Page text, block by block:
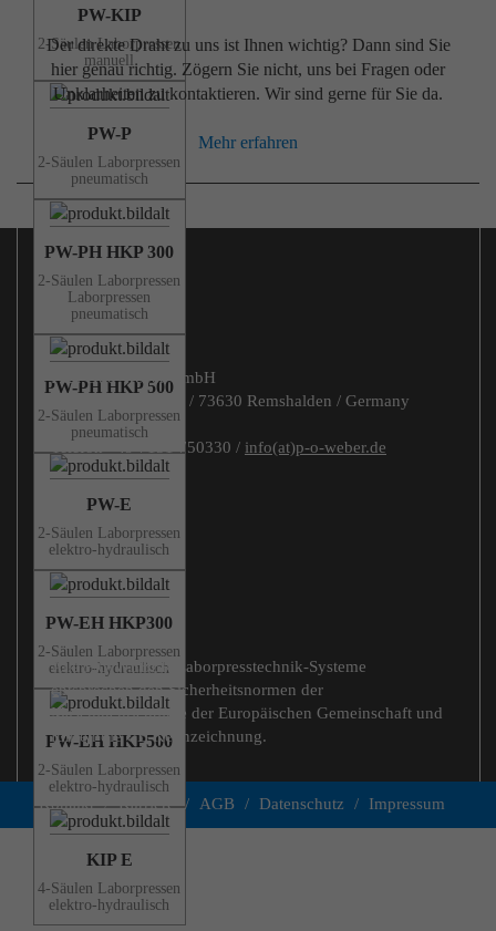
PW-KIP
2-Säulen Laborpressen
manuell
PW-P
2-Säulen Laborpressen
pneumatisch
PW-PH HKP 300
2-Säulen Laborpressen
Laborpressen
pneumatisch
PW-PH HKP 500
2-Säulen Laborpressen
pneumatisch
PW-E
2-Säulen Laborpressen
elektro-hydraulisch
PW-EH HKP300
2-Säulen Laborpressen
elektro-hydraulisch
PW-EH HKP500
2-Säulen Laborpressen
elektro-hydraulisch
KIP E
4-Säulen Laborpressen
elektro-hydraulisch
Der direkte Draht zu uns ist Ihnen wichtig? Dann sind Sie
hier genau richtig. Zögern Sie nicht, uns bei Fragen oder
Unklarheiten zu kontaktieren. Wir sind gerne für Sie da.
Mehr erfahren
Paul-Otto Weber GmbH
Fuhrbachstraße 4-6 / 73630 Remshalden / Germany
Telefon +49 7151 750330 / info(at)p-o-weber.de
Alle P/O/WEBER Laborpresstechnik-Systeme
entsprechen den Sicherheitsnormen der
Maschinenrichtlinie der Europäischen Gemeinschaft und
führen die CE-Kennzeichnung.
Kontakt / Karriere / AGB / Datenschutz / Impressum